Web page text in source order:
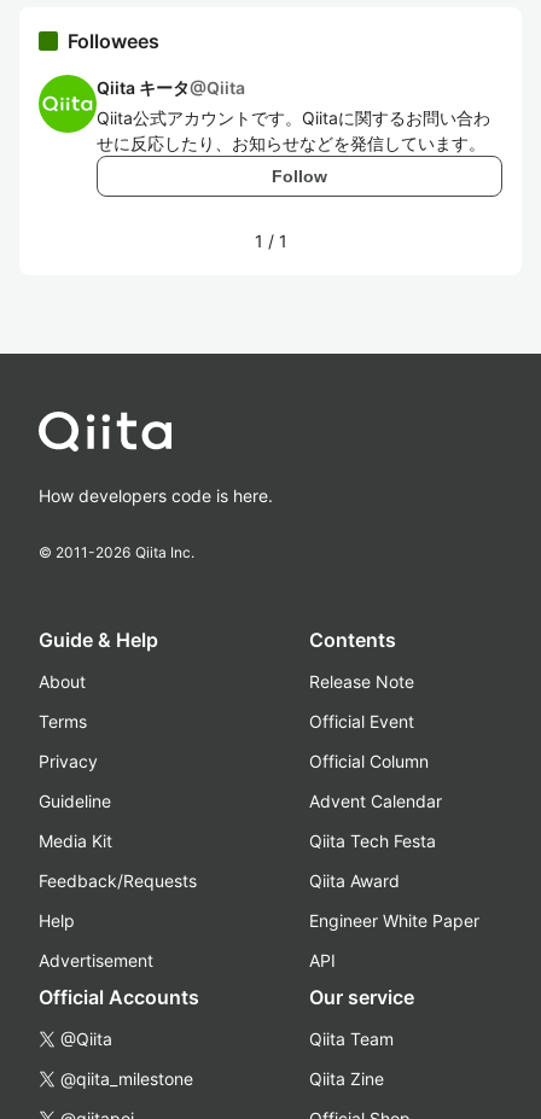
Followees
Qiita キータ@Qiita
Qiita公式アカウントです。Qiitaに関するお問い合わ
せに反応したり、お知らせなどを発信しています。
Follow
1 / 1
How developers code is here.
© 2011-2026 Qiita Inc.
Guide & Help
About
Terms
Privacy
Guideline
Media Kit
Feedback/Requests
Help
Advertisement
Contents
Release Note
Official Event
Official Column
Advent Calendar
Qiita Tech Festa
Qiita Award
Engineer White Paper
API
Official Accounts
@Qiita
@qiita_milestone
Our service
Qiita Team
Qiita Zine